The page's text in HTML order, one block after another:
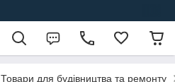
Товари для будівництва та ремонту